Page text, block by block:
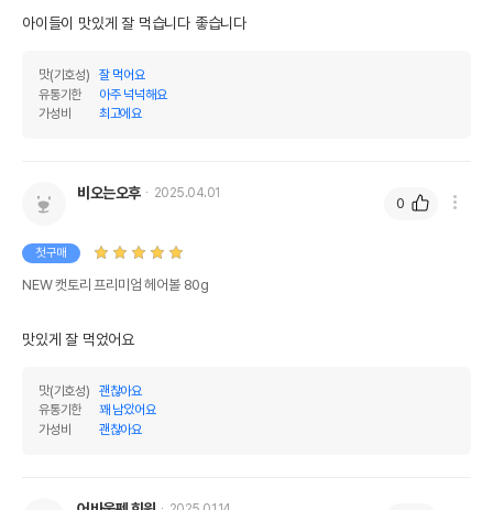
아이들이 맛있게 잘 먹습니다 좋습니다
맛(기호성)
잘 먹어요
유통기한
아주 넉넉해요
가성비
최고에요
비오는오후 2025.04.01
첫구매
NEW 캣토리 프리미엄 헤어볼 80g
맛있게 잘 먹었어요
맛(기호성)
괜찮아요
유통기한
꽤 남았어요
가성비
괜찮아요
0